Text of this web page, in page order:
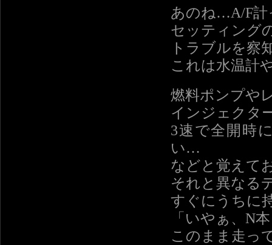
あのね…A/F計
セッティング
トラブルを察
これは水温計
燃料ポンプや
インジェクタ
3速で全開時
い…
などと覚えて
それと異なる
すぐにうちに
「いやぁ、N
このまま走っ